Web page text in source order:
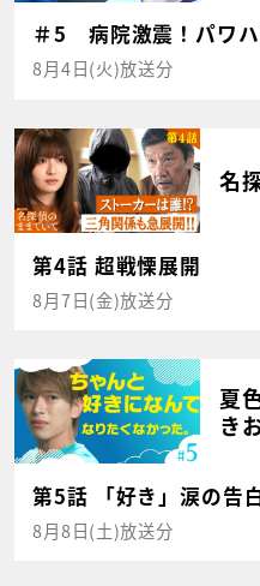
＃5 病院激震！パワ
8月4日(火)放送分
名
第4話 超戦慄展開
8月7日(金)放送分
夏
き
第5話 「好き」涙の告
8月8日(土)放送分